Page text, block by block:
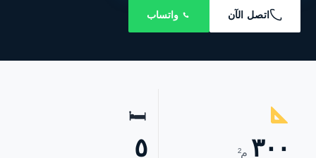
اتصل الآن واتساب
٣٠٠ م²
🛏
٥